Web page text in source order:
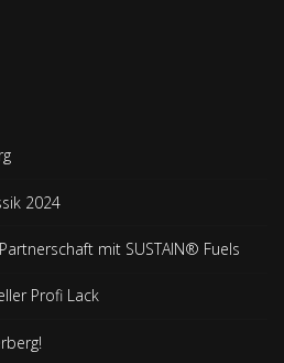
2024
mit SUSTAIN® Fuels
Profi Lack